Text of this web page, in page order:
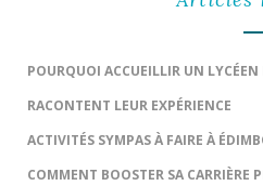
POURQUOI ACCUEILLIR UN
RACONTENT LEUR EXPÉRIENCE
ACTIVITÉS SYMPAS À FAIRE À
COMMENT BOOSTER SA CARRIÈRE